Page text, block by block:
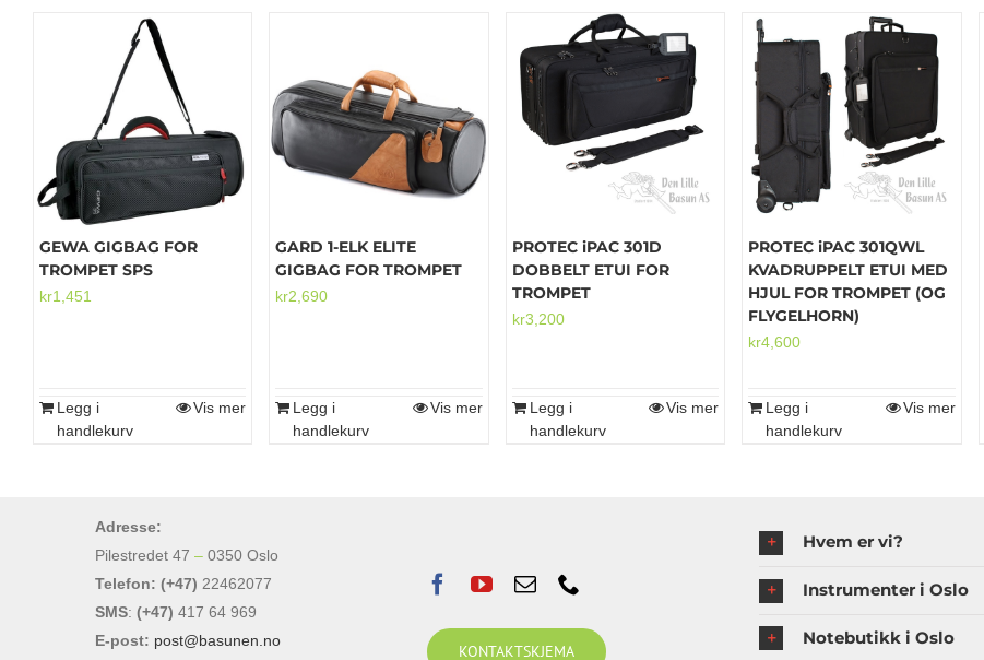
GEWA GIGBAG FOR
TROMPET SPS
kr1,451
Legg i
handlekurv
Vis mer
GARD 1-ELK ELITE
GIGBAG FOR TROMPET
kr2,690
Legg i
handlekurv
Vis mer
PROTEC iPAC 301D
DOBBELT ETUI FOR
TROMPET
kr3,200
Legg i
handlekurv
Vis mer
PROTEC iPAC 301QWL
KVADRUPPELT ETUI MED
HJUL FOR TROMPET (OG
FLYGELHORN)
kr4,600
Legg i
handlekurv
Vis mer
Adresse:
Pilestredet 47 – 0350 Oslo
Telefon: (+47) 22462077
SMS: (+47) 417 64 969
E-post: post@basunen.no
KONTAKTSKJEMA
Hvem er vi?
Instrumenter i Oslo
Notebutikk i Oslo